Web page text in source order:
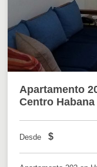
Apartamento
Centro Habana
Desde $